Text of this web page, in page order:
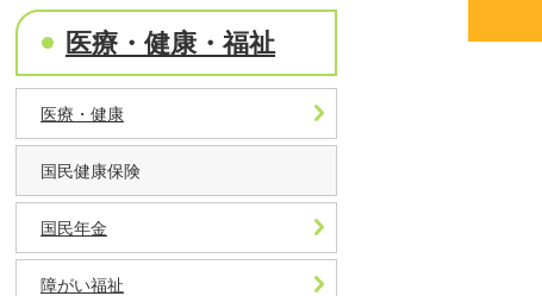
医療・健康・福祉
医療・健康
国民健康保険
国民年金
障がい福祉